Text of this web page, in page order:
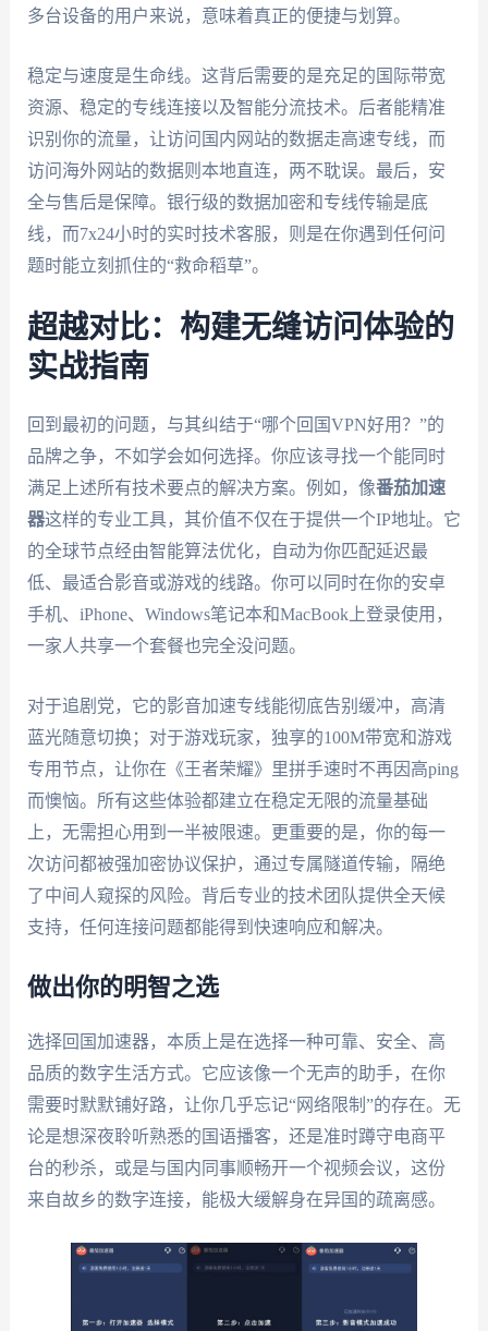
多台设备的用户来说，意味着真正的便捷与划算。
稳定与速度是生命线。这背后需要的是充足的国际带宽
资源、稳定的专线连接以及智能分流技术。后者能精准
识别你的流量，让访问国内网站的数据走高速专线，而
访问海外网站的数据则本地直连，两不耽误。最后，安
全与售后是保障。银行级的数据加密和专线传输是底
线，而7x24小时的实时技术客服，则是在你遇到任何问
题时能立刻抓住的“救命稻草”。
超越对比：构建无缝访问体验的
实战指南
回到最初的问题，与其纠结于“哪个回国VPN好用？”的
品牌之争，不如学会如何选择。你应该寻找一个能同时
满足上述所有技术要点的解决方案。例如，像番茄加速
器这样的专业工具，其价值不仅在于提供一个IP地址。它
的全球节点经由智能算法优化，自动为你匹配延迟最
低、最适合影音或游戏的线路。你可以同时在你的安卓
手机、iPhone、Windows笔记本和MacBook上登录使用，
一家人共享一个套餐也完全没问题。
对于追剧党，它的影音加速专线能彻底告别缓冲，高清
蓝光随意切换；对于游戏玩家，独享的100M带宽和游戏
专用节点，让你在《王者荣耀》里拼手速时不再因高ping
而懊恼。所有这些体验都建立在稳定无限的流量基础
上，无需担心用到一半被限速。更重要的是，你的每一
次访问都被强加密协议保护，通过专属隧道传输，隔绝
了中间人窥探的风险。背后专业的技术团队提供全天候
支持，任何连接问题都能得到快速响应和解决。
做出你的明智之选
选择回国加速器，本质上是在选择一种可靠、安全、高
品质的数字生活方式。它应该像一个无声的助手，在你
需要时默默铺好路，让你几乎忘记“网络限制”的存在。无
论是想深夜聆听熟悉的国语播客，还是准时蹲守电商平
台的秒杀，或是与国内同事顺畅开一个视频会议，这份
来自故乡的数字连接，能极大缓解身在异国的疏离感。